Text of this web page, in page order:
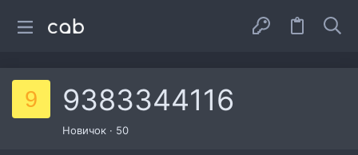
9 9383344116
Новичок · 50